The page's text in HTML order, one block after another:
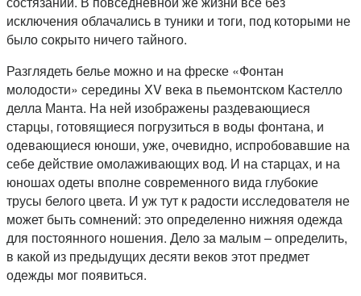
исключения облачались в туники и тоги, под которыми не
было сокрыто ничего тайного.
Разглядеть белье можно и на фреске «Фонтан
молодости» середины XV века в пьемонтском Кастелло
делла Манта. На ней изображены раздевающиеся
старцы, готовящиеся погрузиться в воды фонтана, и
одевающиеся юноши, уже, очевидно, испробовавшие на
себе действие омолаживающих вод. И на старцах, и на
юношах одеты вполне современного вида глубокие
трусы белого цвета. И уж тут к радости исследователя не
может быть сомнений: это определенно нижняя одежда
для постоянного ношения. Дело за малым – определить,
в какой из предыдущих десяти веков этот предмет
одежды мог появиться.